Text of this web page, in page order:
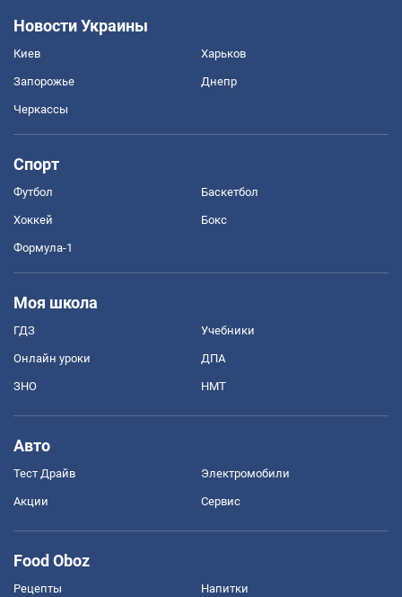
Новости Украины
Киев Харьков
Запорожье Днепр
Черкассы
Спорт
Футбол Баскетбол
Хоккей Бокс
Формула-1
Моя школа
ГДЗ Учебники
Онлайн уроки ДПА
ЗНО НМТ
Авто
Тест Драйв Электромобили
Акции Сервис
Food Oboz
Рецепты Напитки